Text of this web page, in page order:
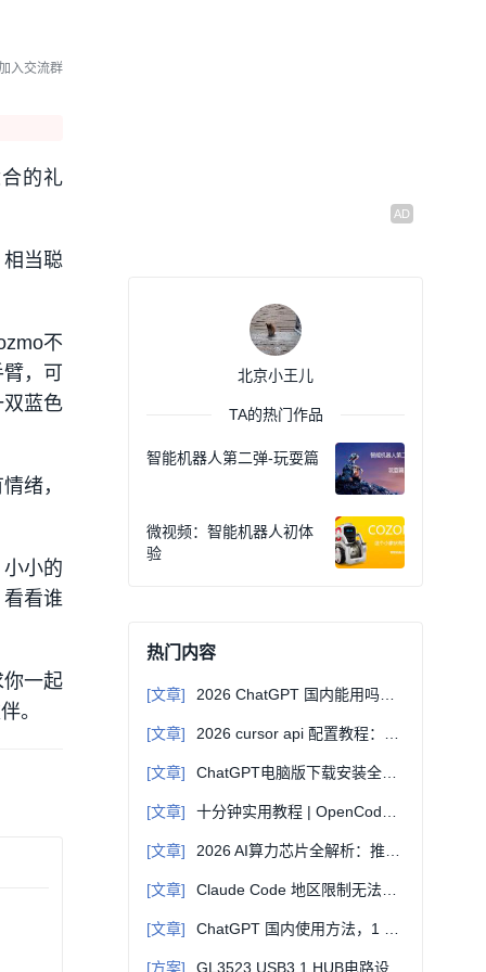
入交流群
的礼
当聪
不
，可
蓝色
绪，
小的
看谁
一起
。
北京小王儿
TA的热门作品
智能机器人第二弹-玩耍篇
微视频：智能机器人初体
验
热门内容
[文章] 2026 ChatGPT 国内能用吗？无需翻墙直连教程
[文章] 2026 cursor api 配置教程：自定义 Base URL 接入第三方大模型
[文章] ChatGPT电脑版下载安装全指南：Windows/Mac通用教程
[文章] 十分钟实用教程 | OpenCode + oh-my-opencode：开源AI编程的终极组合
[文章] 2026 AI算力芯片全解析：推理时代的格局重构与国产突围
[文章] Claude Code 地区限制无法使用？合规解除 + 完美替代全教程，国内直连即用
[文章] ChatGPT 国内使用方法，1 分钟上手零门槛
[方案] GL3523 USB3.1 HUB电路设计方案(PCB+原理图)